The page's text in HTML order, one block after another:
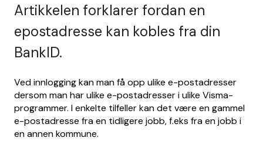
Artikkelen forklarer fordan en
epostadresse kan kobles fra din
BankID.
Ved innlogging kan man få opp ulike e-postadresser
dersom man har ulike e-postadresser i ulike Visma-
programmer. I enkelte tilfeller kan det være en gammel
e-postadresse fra en tidligere jobb, f.eks fra en jobb i
en annen kommune.